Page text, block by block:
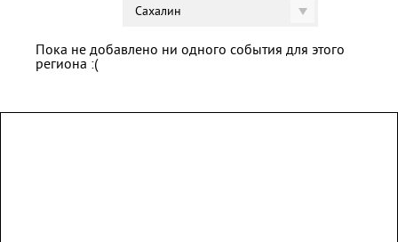
Сахалин
Пока не добавлено ни одного события для этого
региона :(